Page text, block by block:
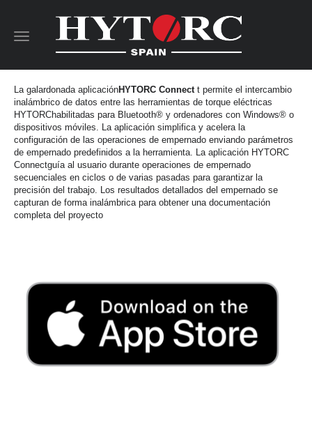
Toggle
La galardonada aplicaciónHYTORC Connectt permite el intercambio
inalámbrico de datos entre las herramientas de torque eléctricas
HYTORChabilitadas para Bluetooth® y ordenadores con Windows® o
dispositivos móviles. La aplicación simplifica y acelera la
configuración de las operaciones de empernado enviando parámetros
de empernado predefinidos a la herramienta. La aplicación HYTORC
Connectguía al usuario durante operaciones de empernado
secuenciales en ciclos o de varias pasadas para garantizar la
precisión del trabajo. Los resultados detallados del empernado se
capturan de forma inalámbrica para obtener una documentación
completa del proyecto